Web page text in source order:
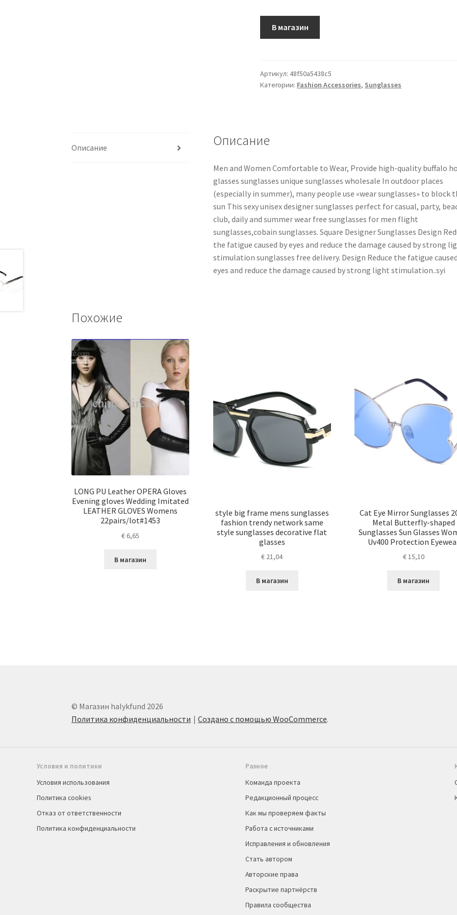
В магазин
Артикул:48f50a5438c5
Категории: Fashion Accessories, Sunglasses
Описание Описание
Men and Women Comfortable to Wear, Provide high-quality buffalo
glasses sunglasses unique sunglasses wholesale In outdoor places
(especially in summer), many people use «wear sunglasses» to block
sun This sexy unisex designer sunglasses perfect for casual, party,
club, daily and summer wear free sunglasses for men flight
sunglasses,cobain sunglasses. Square Designer Sunglasses Design
the fatigue caused by eyes and reduce the damage caused by strong
stimulation sunglasses free delivery. Design Reduce the fatigue
eyes and reduce the damage caused by strong light stimulation..syi
Похожие
LONG PU Leather OPERA Gloves
Evening gloves Wedding Imitated
LEATHER GLOVES Womens
22pairs/lot#1453
€ 6,65
В магазин
style big frame mens sunglasses
fashion trendy network same
style sunglasses decorative flat
glasses
€ 21,04
В магазин
Cat Eye Mirror Sunglasses
Metal Butterfly-shaped
Sunglasses Sun Glasses
Uv400 Protection
€15,10
В магазин
© Магазин halykfund 2026
Политика конфиденциальности
Создано с помощью WooCommerce.
Условия и политики
Условия использования
Политика cookies
Отказ от ответственности
Политика конфиденциальности
Разное
Команда проекта
Редакционный процесс
Как мы проверяем факты
Работа с источниками
Исправления и обновления
Стать автором
Авторские права
Раскрытие партнёрств
Правила сообщества